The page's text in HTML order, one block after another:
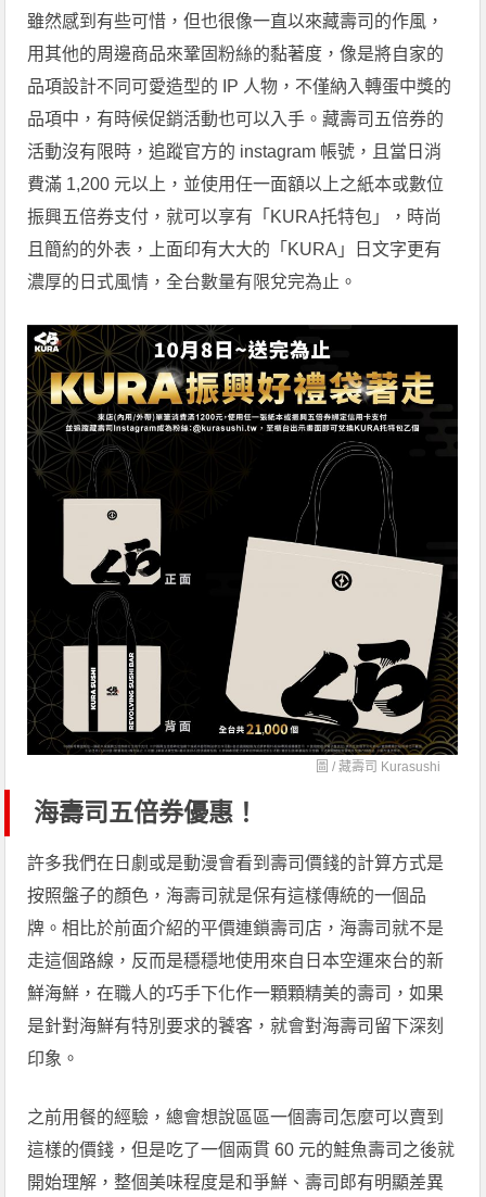
雖然感到有些可惜，但也很像一直以來藏壽司的作風，
用其他的周邊商品來鞏固粉絲的黏著度，像是將自家的
品項設計不同可愛造型的 IP 人物，不僅納入轉蛋中獎的
品項中，有時候促銷活動也可以入手。藏壽司五倍券的
活動沒有限時，追蹤官方的 instagram 帳號，且當日消
費滿 1,200 元以上，並使用任一面額以上之紙本或數位
振興五倍券支付，就可以享有「KURA托特包」，時尚
且簡約的外表，上面印有大大的「KURA」日文字更有
濃厚的日式風情，全台數量有限兌完為止。
圖 /藏壽司 Kurasushi
海壽司五倍券優惠！
許多我們在日劇或是動漫會看到壽司價錢的計算方式是
按照盤子的顏色，海壽司就是保有這樣傳統的一個品
牌。相比於前面介紹的平價連鎖壽司店，海壽司就不是
走這個路線，反而是穩穩地使用來自日本空運來台的新
鮮海鮮，在職人的巧手下化作一顆顆精美的壽司，如果
是針對海鮮有特別要求的饕客，就會對海壽司留下深刻
印象。
之前用餐的經驗，總會想說區區一個壽司怎麼可以賣到
這樣的價錢，但是吃了一個兩貫 60 元的鮭魚壽司之後就
開始理解，整個美味程度是和爭鮮、壽司郎有明顯差異